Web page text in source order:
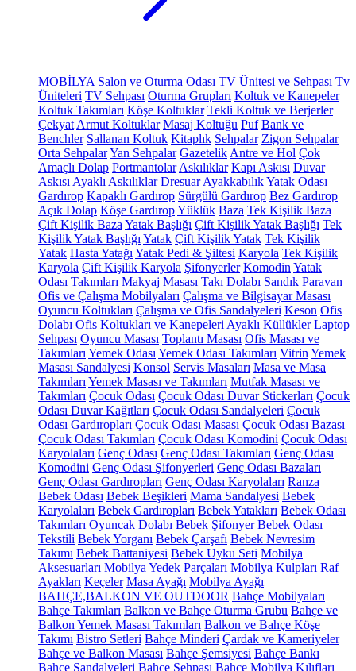
MOBİLYA Salon ve Oturma Odası TV Ünitesi ve Sehpası Tv
Üniteleri TV Sehpası Oturma Grupları Koltuk ve Kanepeler
Koltuk Takımları Köşe Koltuklar Tekli Koltuk ve Berjerler
Çekyat Armut Koltuklar Masaj Koltuğu Puf Bank ve
Benchler Sallanan Koltuk Kitaplık Sehpalar Zigon Sehpalar
Orta SehpalarYan Sehpalar Gazetelik Antre ve Hol Çok
Amaçlı Dolap Portmantolar Askılıklar Kapı Askısı Duvar
Askısı Ayaklı Askılıklar Dresuar AyakkabılıkYatak Odası
Gardırop Kapaklı Gardırop Sürgülü Gardırop Bez Gardırop
Açık Dolap Köşe GardıropYüklük Baza Tek Kişilik Baza
Çift Kişilik Baza Yatak Başlığı Çift Kişilik Yatak Başlığı Tek
Kişilik Yatak Başlığı Yatak Çift Kişilik Yatak Tek Kişilik
Yatak Hasta Yatağı Yatak Pedi & Şiltesi Karyola Tek Kişilik
Karyola Çift Kişilik Karyola Şifonyerler Komodin Yatak
Odası Takımları Makyaj Masası Takı Dolabı Sandık Paravan
Ofis ve Çalışma Mobilyaları Çalışma ve Bilgisayar Masası
Oyuncu Koltukları Çalışma ve Ofis Sandalyeleri Keson Ofis
Dolabı Ofis Koltukları ve Kanepeleri Ayaklı Küllükler Laptop
Sehpası Oyuncu Masası Toplantı Masası Ofis Masası ve
Takımları Yemek Odası Yemek Odası Takımları Vitrin Yemek
Masası Sandalyesi Konsol Servis Masaları Masa ve Masa
Takımları Yemek Masası ve Takımları Mutfak Masası ve
Takımları Çocuk Odası Çocuk Odası Duvar Stickerları Çocuk
Odası Duvar Kağıtları Çocuk Odası Sandalyeleri Çocuk
Odası Gardıropları Çocuk Odası Masası Çocuk Odası Bazası
Çocuk Odası Takımları Çocuk Odası Komodini Çocuk Odası
Karyolaları Genç Odası Genç Odası Takımları Genç Odası
Komodini Genç Odası Şifonyerleri Genç Odası Bazaları
Genç Odası Gardıropları Genç Odası Karyolaları Ranza
Bebek Odası Bebek Beşikleri Mama Sandalyesi Bebek
Karyolaları Bebek Gardıropları Bebek Yatakları Bebek Odası
Takımları Oyuncak Dolabı Bebek Şifonyer Bebek Odası
Tekstili Bebek Yorganı Bebek Çarşafı Bebek Nevresim
Takımı Bebek Battaniyesi Bebek Uyku Seti Mobilya
Aksesuarları Mobilya Yedek Parçaları Mobilya Kulpları Raf
Ayakları Keçeler Masa Ayağı Mobilya Ayağı
BAHÇE,BALKON VE OUTDOOR Bahçe Mobilyaları
Bahçe Takımları Balkon ve Bahçe Oturma Grubu Bahçe ve
Balkon Yemek Masası Takımları Balkon ve Bahçe Köşe
Takımı Bistro Setleri Bahçe Minderi Çardak ve Kameriyeler
Bahçe ve Balkon Masası Bahçe Şemsiyesi Bahçe Bankı
Bahçe Sandalyeleri Bahçe Sehpası Bahçe Mobilya Kılıfları